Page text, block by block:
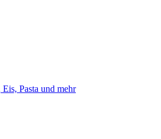
Pasta und mehr